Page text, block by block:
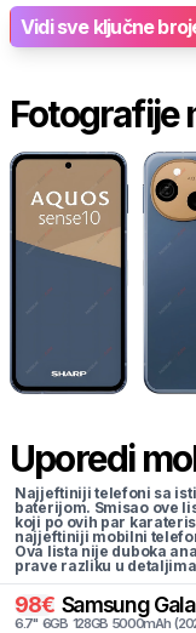
Vidi sve ključne
Fotografije
Uporedi
Najjeftiniji telefoni sa
baterijom. Smisao ove
koji po ovih par
najjeftiniji mobilni
Ova lista nije duboka
prave razliku u
98€ Samsung
6.7" 6GB 128GB 5000mAh (